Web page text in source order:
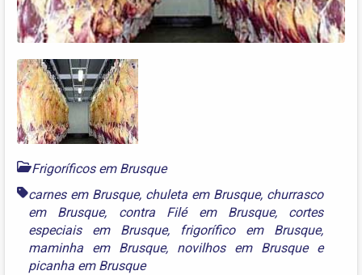
Frigoríficos em Brusque
carnes em Brusque, chuleta em Brusque, churrasco
em Brusque, contra Filé em Brusque, cortes
especiais em Brusque, frigorífico em Brusque,
maminha em Brusque, novilhos em Brusquee
picanha em Brusque